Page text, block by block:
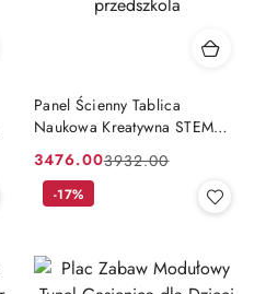
Panel Ścienny Tablica
Naukowa Kreatywna STEM
montażowy MASTERKIDZ na
zewnątrz do szkoły
przedszkola
Cena
promocyjna:
3476.00
Cena
przed
3932.00
-17%